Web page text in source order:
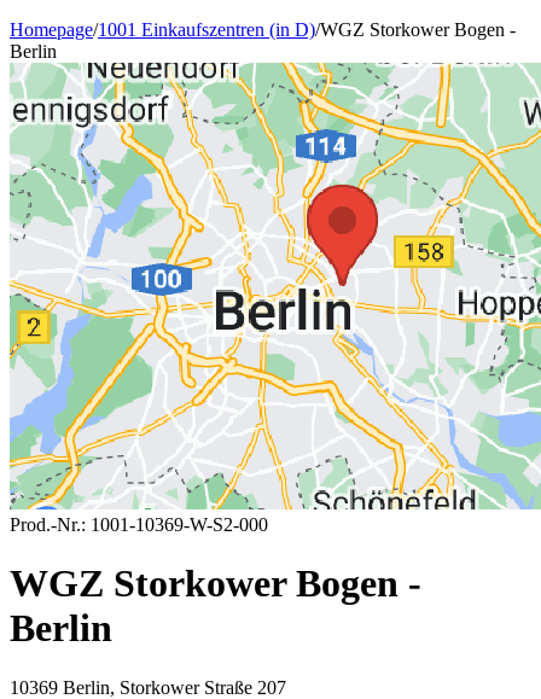
Homepage/1001 Einkaufszentren (in D)/WGZ Storkower Bogen -
Berlin
Prod.-Nr.: 1001-10369-W-S2-000
WGZ Storkower Bogen -
Berlin
10369 Berlin, Storkower Straße 207